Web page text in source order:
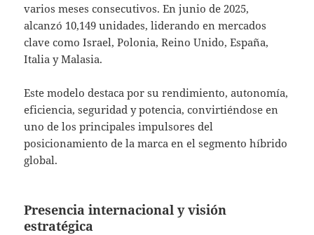
varios meses consecutivos. En junio de 2025,
alcanzó 10,149 unidades, liderando en mercados
clave como Israel, Polonia, Reino Unido, España,
Italia y Malasia.
Este modelo destaca por su rendimiento, autonomía,
eficiencia, seguridad y potencia, convirtiéndose en
uno de los principales impulsores del
posicionamiento de la marca en el segmento híbrido
global.
Presencia internacional y visión
estratégica